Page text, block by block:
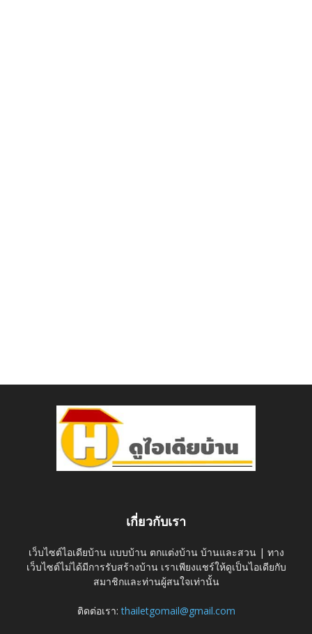
เกี่ยวกับเรา
เว็บไซต์ไอเดียบ้าน แบบบ้าน ตกแต่งบ้าน บ้านและสวน | ทาง
เว็บไซต์ไม่ได้มีการรับสร้างบ้าน เราเพียงแชร์ให้ดูเป็นไอเดียกับ
สมาชิกและท่านผู้สนใจเท่านั้น
ติดต่อเรา:thailetgomail@gmail.com